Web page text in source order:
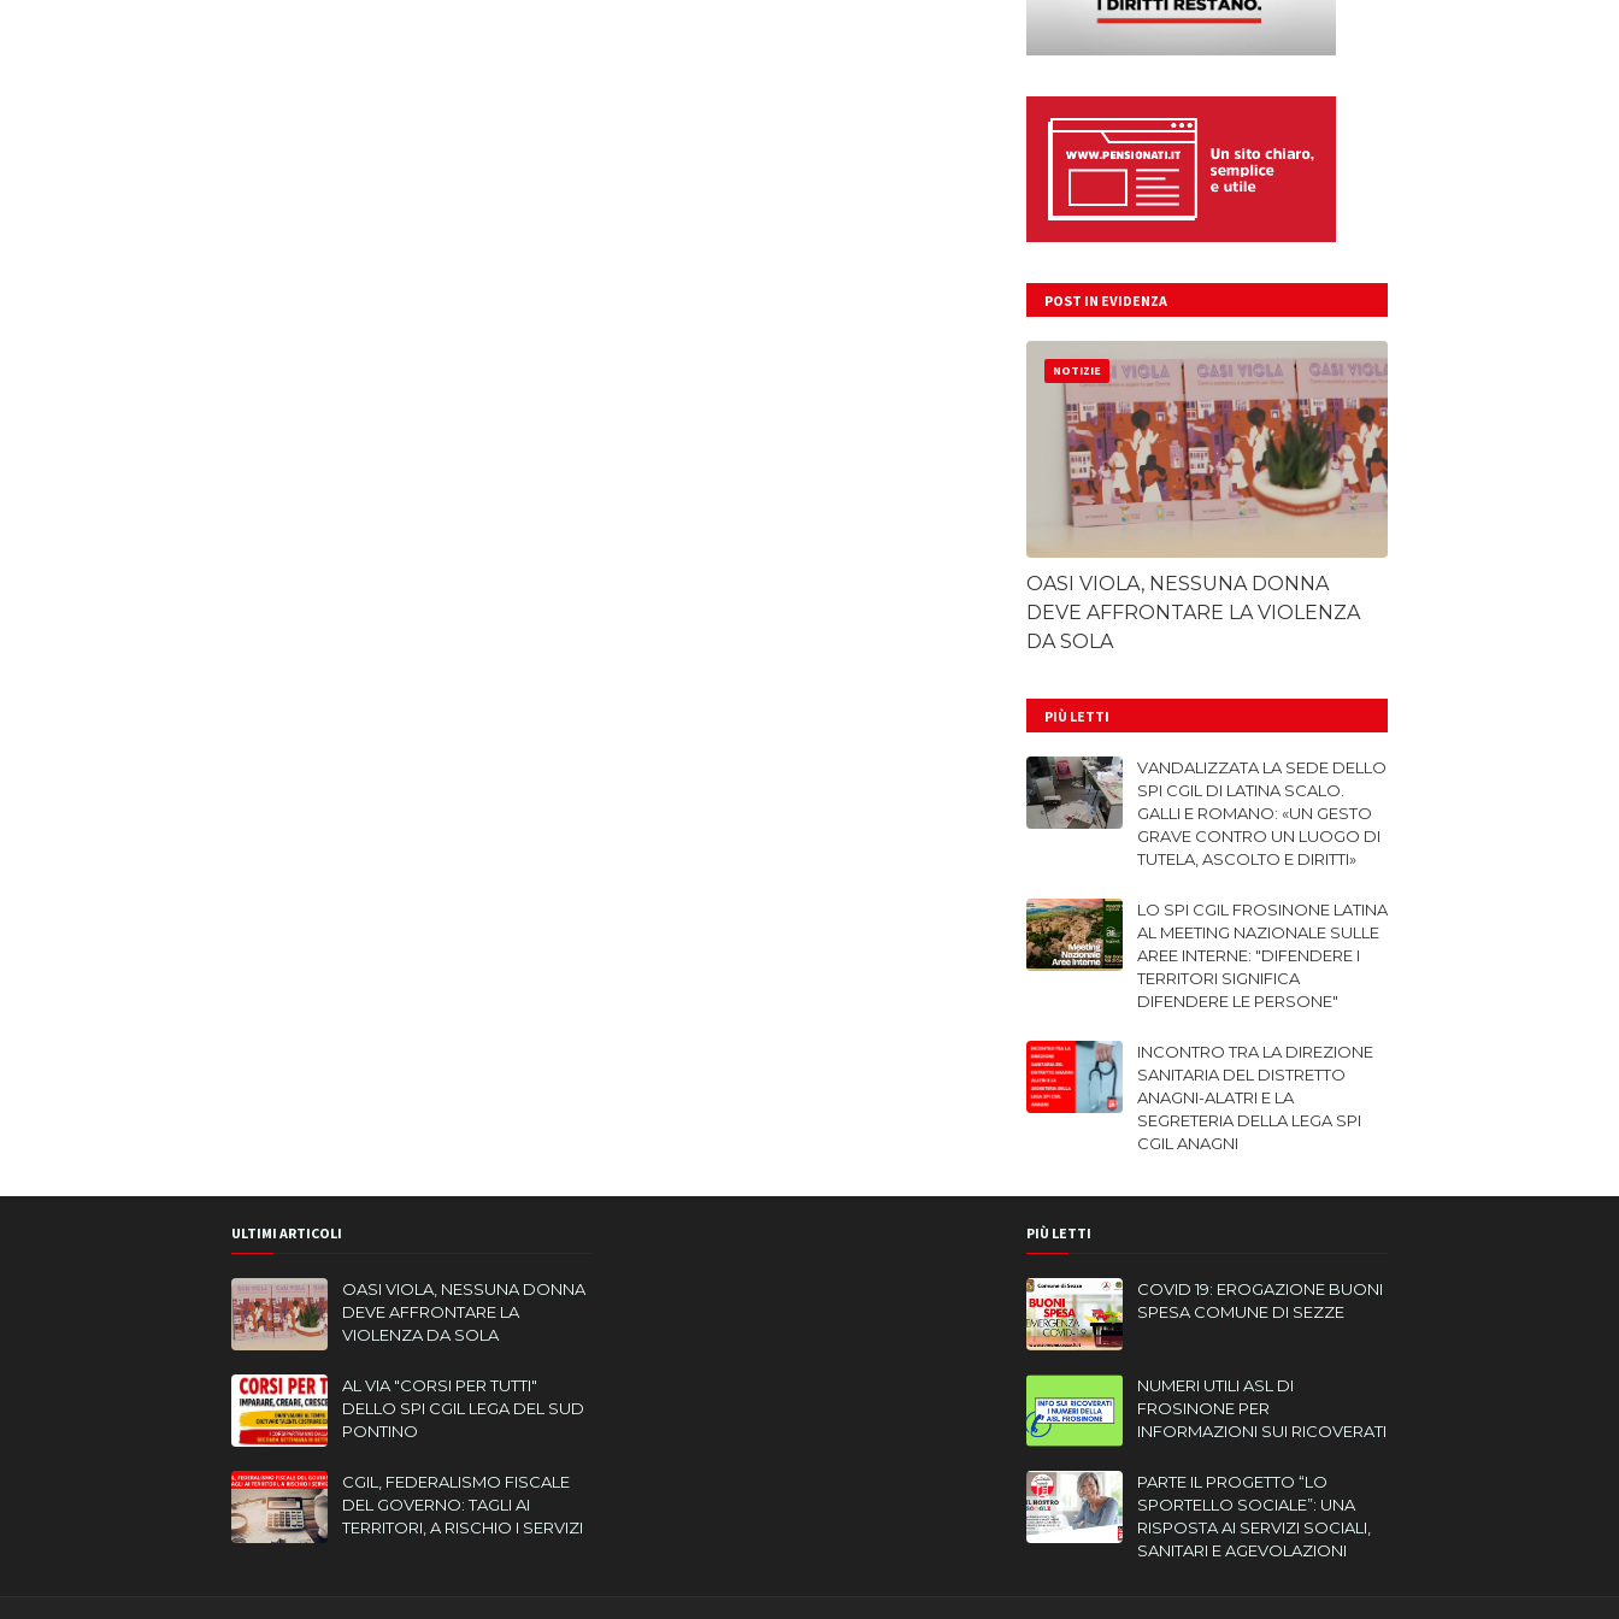
POST IN EVIDENZA
NOTIZIE
OASI VIOLA, NESSUNA DONNA
DEVE AFFRONTARE LA VIOLENZA
DA SOLA
PIÙ LETTI
VANDALIZZATA LA SEDE DELLO
SPI CGIL DI LATINA SCALO.
GALLI E ROMANO: «UN GESTO
GRAVE CONTRO UN LUOGO DI
TUTELA, ASCOLTO E DIRITTI»
LO SPI CGIL FROSINONE LATINA
AL MEETING NAZIONALE SULLE
AREE INTERNE: "DIFENDERE I
TERRITORI SIGNIFICA
DIFENDERE LE PERSONE"
INCONTRO TRA LA DIREZIONE
SANITARIA DEL DISTRETTO
ANAGNI-ALATRI E LA
SEGRETERIA DELLA LEGA SPI
CGIL ANAGNI
ULTIMI ARTICOLI
OASI VIOLA, NESSUNA DONNA
DEVE AFFRONTARE LA
VIOLENZA DA SOLA
AL VIA "CORSI PER TUTTI"
DELLO SPI CGIL LEGA DEL SUD
PONTINO
CGIL, FEDERALISMO FISCALE
DEL GOVERNO: TAGLI AI
TERRITORI, A RISCHIO I SERVIZI
PIÙ LETTI
COVID 19: EROGAZIONE BUONI
SPESA COMUNE DI SEZZE
NUMERI UTILI ASL DI
FROSINONE PER
INFORMAZIONI SUI RICOVERATI
PARTE IL PROGETTO “LO
SPORTELLO SOCIALE”: UNA
RISPOSTA AI SERVIZI SOCIALI,
SANITARI E AGEVOLAZIONI